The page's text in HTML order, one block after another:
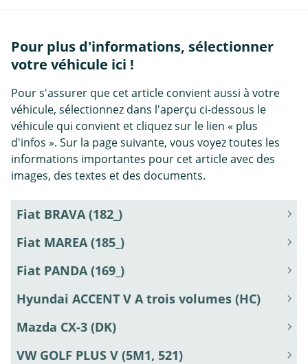
Pour plus d'informations, sélectionner
votre véhicule ici !
Pour s'assurer que cet article convient aussi à votre
véhicule, sélectionnez dans l'aperçu ci-dessous le
véhicule qui convient et cliquez sur le lien « plus
d'infos ». Sur la page suivante, vous voyez toutes les
informations importantes pour cet article avec des
images, des textes et des documents.
Fiat BRAVA (182_)
Fiat MAREA (185_)
Fiat PANDA (169_)
Hyundai ACCENT V A trois volumes (HC)
Mazda CX-3 (DK)
VW GOLF PLUS V (5M1, 521)